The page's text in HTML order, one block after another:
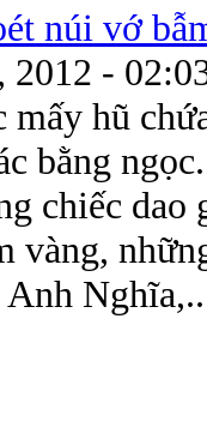
núi vớ
2012 -
mấy hũ
bằng
chiếc dao
vàng,